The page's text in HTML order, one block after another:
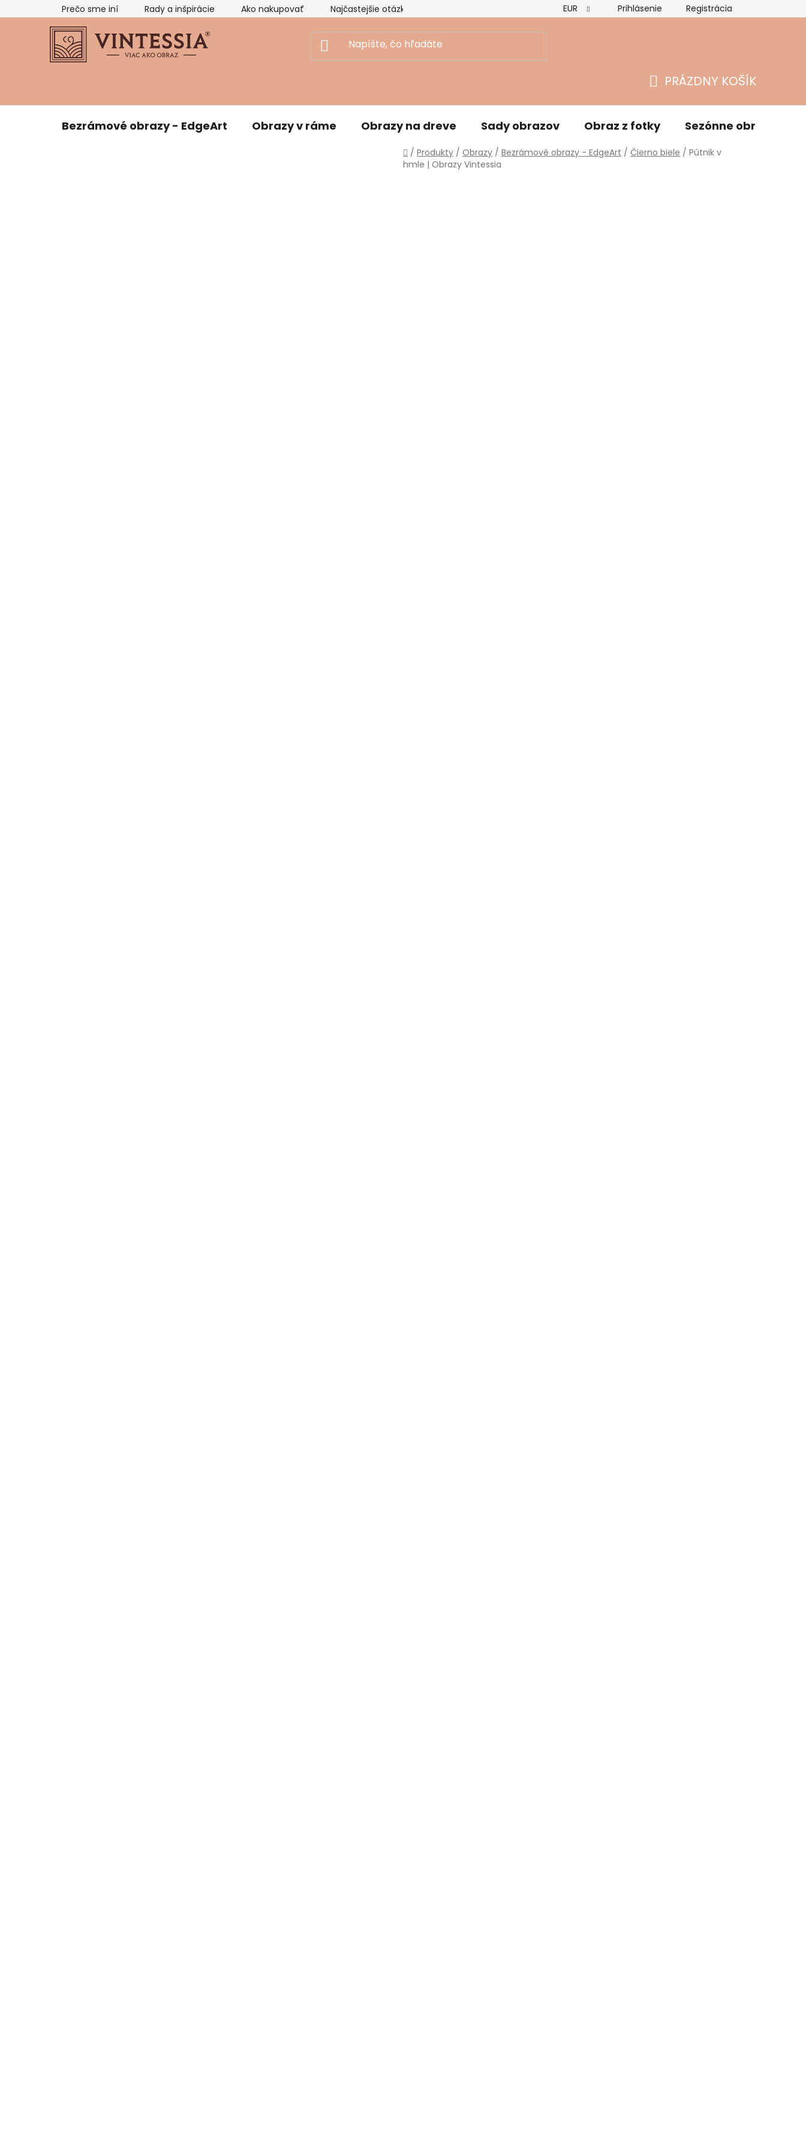
na
Prečo sme iní Rady a inšpirácie Ako nakupovať Najčastejšie otázky Hodnotenie obchodu Vrátenie tovaru a reklamácie
EUR Prihlásenie Registrácia
KOŠÍK
PRÁZDNY KOŠÍK
Bezrámové obrazy - EdgeArt Obrazy v ráme Obrazy na dreve Sady obrazov Obraz z fotky Sezónne obrazy
Domov
/ Produkty / Obrazy / Bezrámové obrazy - EdgeArt / Čierno biele / Pútnik v
hmle | Obrazy Vintessia